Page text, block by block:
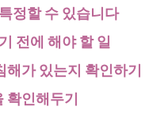
정할 수 있습니다
전에 해야 할 일
해가 있는지 확인하기
확인해두기